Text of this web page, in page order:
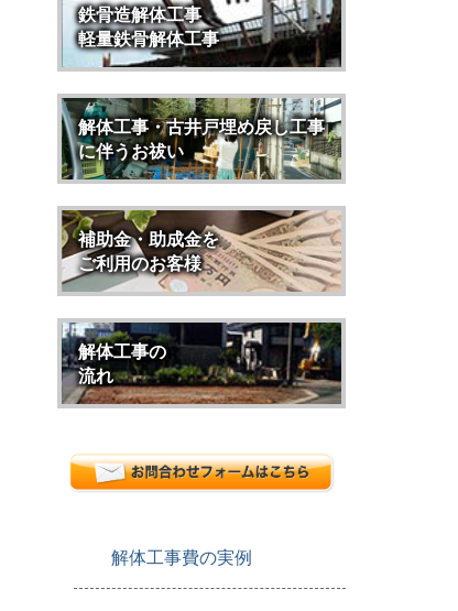
鉄骨造解体工事
軽量鉄骨解体工事
解体工事・古井戸埋め戻し工事
に伴うお祓い
補助金・助成金を
ご利用のお客様
解体工事の
流れ
解体工事費の実例